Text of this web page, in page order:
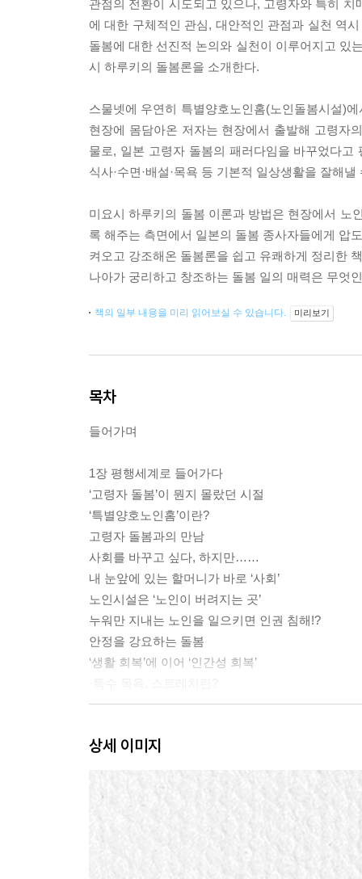
관점의 전환이 시도되고 있으나, 고령자와 특히
에 대한 구체적인 관심, 대안적인 관점과 실천 역
돌봄에 대한 선진적 논의와 실천이 이루어지고 있
시 하루키의 돌봄론을 소개한다.
스물넷에 우연히 특별양호노인홈(노인돌봄시설)
현장에 몸담아온 저자는 현장에서 출발해 고령자
물로, 일본 고령자 돌봄의 패러다임을 바꾸었다
식사·수면·배설·목욕 등 기본적 일상생활을 잘해
미요시 하루키의 돌봄 이론과 방법은 현장에서 노
록 해주는 측면에서 일본의 돌봄 종사자들에게 압
켜오고 강조해온 돌봄론을 쉽고 유쾌하게 정리한
나아가 궁리하고 창조하는 돌봄 일의 매력은 무엇
책의 일부 내용을 미리 읽어보실 수 있습니다. 미리보기
목차
들어가며
1장 평행세계로 들어가다
‘고령자 돌봄’이 뭔지 몰랐던 시절
‘특별양호노인홈’이란?
고령자 돌봄과의 만남
사회를 바꾸고 싶다, 하지만……
내 눈앞에 있는 할머니가 바로 ‘사회’
노인시설은 ‘노인이 버려지는 곳’
누워만 지내는 노인을 일으키면 인권 침해!?
안정을 강요하는 돌봄
‘생활 회복’에 이어 ‘인간성 회복’
무엇이 노인을 기운 나게 만드는가?
돌봄 종사자는 천사인가 악마인가
다정함만이 능사는 아니다
노인이 싫어하는 일은 하지 않는다
때로는 ‘코스프레’도 필요하다
창의적인 궁리가 바로 돌봄의 시작
상세 이미지